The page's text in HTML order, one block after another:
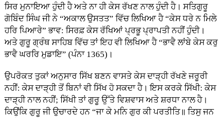
ਸਿਰ ਮੁਨਾਇਆ ਹੁੰਦੀ ਹੈ ਅਤੇ ਨਾ ਹੀ ਕੇਸ ਰੱਖਣ ਨਾਲ ਹੁੰਦੀ ਹੈ। ਸਤਿਗੁਰੂ
ਗੋਬਿੰਦ ਸਿੰਘ ਜੀ ਨੇ “ਅਕਾਲ ਉਸਤਤ” ਵਿੱਚ ਲਿਖਿਆ ਹੈ “ਕੇਸ ਧਰੇ ਨ ਮਿਲੇ
ਹਰਿ ਪਿਆਰੇ” ਭਾਵ: ਸਿਰਫ਼ ਕੇਸ ਰੱਖਿਆਂ ਪ੍ਰਭੂ ਪ੍ਰਾਪਤੀ ਨਹੀਂ ਹੁੰਦੀ।
ਅਤੇ ਗੁਰੂ ਗ੍ਰੰਥ ਸਾਹਿਬ ਵਿੱਚ ਤਾਂ ਇਹ ਵੀ ਲਿਖਿਆ ਹੈ “ਭਾਵੈ ਲਾਂਬੇ ਕੇਸ ਕਰੁ
ਭਾਵੈ ਘਰਰਿ ਮੁਡਾਇ” (ਪੰਨਾ 1365)।
ਉਪਰੋਕਤ ਤੁਕਾਂ ਅਨੁਸਾਰ ਸਿੱਖ ਬਣਨ ਵਾਸਤੇ ਕੇਸ ਦਾੜ੍ਹੀ ਰੱਖਣੇ ਜਰੂਰੀ
ਨਹੀਂ: ਕੇਸ ਦਾੜ੍ਹੀ ਤੋਂ ਬਿਨਾਂ ਵੀ ਸਿੱਖ ਹੋ ਸਕਦਾ ਹੈ। ਇਸ ਕਰਕੇ ਸਿੱਖੀ: ਕੇਸ
ਦਾੜ੍ਹੀ ਨਾਲ ਨਹੀਂ; ਸਿੱਖੀ ਤਾਂ ਗੁਰੂ ਉੱਤੇ ਵਿਸ਼ਵਾਸ ਅਤੇ ਸ਼ਰਧਾ ਨਾਲ ਹੈ।
ਕਿਉਂਕਿ ਗੁਰੂ ਜੀ ਉਚਾਰਦੇ ਹਨ “ਜਾ ਕੇ ਮਨਿ ਗੁਰ ਕੀ ਪਰਤੀਤਿ॥ ਤਿਸੁ ਜਨ